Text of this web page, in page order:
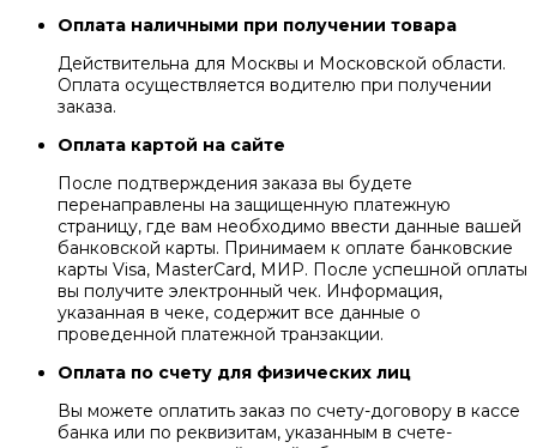
Оплата наличными при получении товара
Действительна для Москвы и Московской области.
Оплата осуществляется водителю при получении
заказа.
Оплата картой на сайте
После подтверждения заказа вы будете
перенаправлены на защищенную платежную
страницу, где вам необходимо ввести данные вашей
банковской карты. Принимаем к оплате банковские
карты Visa, MasterCard, МИР. После успешной оплаты
вы получите электронный чек. Информация,
указанная в чеке, содержит все данные о
проведенной платежной транзакции.
Оплата по счету для физических лиц
Вы можете оплатить заказ по счету-договору в кассе
банка или по реквизитам, указанным в счете-